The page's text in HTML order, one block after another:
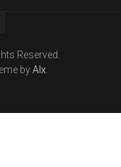
Reserved.
byAlx.